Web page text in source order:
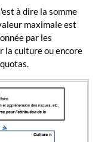
à dire la somme
maximale est
par les
la culture ou encore